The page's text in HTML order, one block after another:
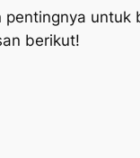
berikut!